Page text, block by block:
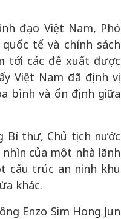
đạo Việt Nam, Phó
tế và chính sách
tới các đề xuất được
Việt Nam đã định vị
bình và ổn định giữa
Bí thư, Chủ tịch nước
của một nhà lãnh
cấu trúc an ninh khu
khác.
Enzo Sim Hong Jun